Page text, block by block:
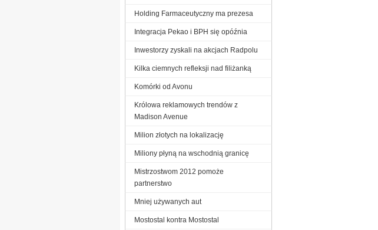
Holding Farmaceutyczny ma prezesa
Integracja Pekao i BPH się opóźnia
Inwestorzy zyskali na akcjach Radpolu
Kilka ciemnych refleksji nad filiżanką
Komórki od Avonu
Królowa reklamowych trendów z
Madison Avenue
Milion złotych na lokalizację
Miliony płyną na wschodnią granicę
Mistrzostwom 2012 pomoże
partnerstwo
Mniej używanych aut
Mostostal kontra Mostostal